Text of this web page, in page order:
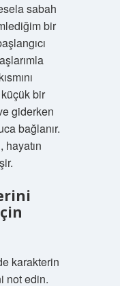
sabah
bir
küçük bir
giderken
bağlanır.
karakterin
not edin.